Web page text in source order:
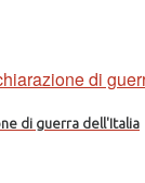
di guerra dell'Italia